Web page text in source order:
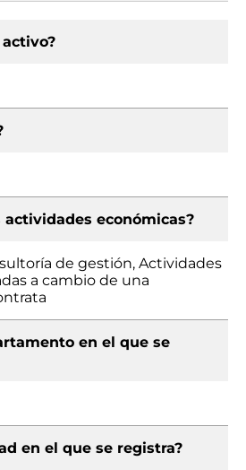
activo?
actividades económicas?
de gestión, Actividades
a cambio de una
en el que se
en el que se registra?